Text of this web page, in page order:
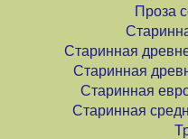
Проза
Старинная
Старинная
Старинная
Старинная